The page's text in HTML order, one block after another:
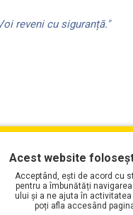
reveni cu siguranță."
PLAYLIST-UL
Acest website
Acceptând, ești de acord cu
pentru a îmbunătăți
ului și a ne ajuta în
poți afla accesând